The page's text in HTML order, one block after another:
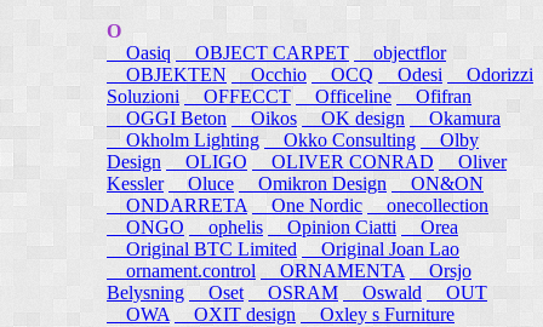
O
Oasiq
OBJECT CARPET
objectflor
OBJEKTEN
Occhio OCQ Odesi
Odorizzi
Soluzioni
OFFECCT Officeline
Ofifran
OGGI Beton
Oikos OK design
Okamura
Okholm Lighting
Okko Consulting
Olby
Design
OLIGO OLIVER CONRAD
Oliver
Kessler
Oluce Omikron Design
ON&ON
ONDARRETA
One Nordic
onecollection
ONGO
ophelis Opinion Ciatti
Orea
Original BTC Limited
Original Joan Lao
ornament.control
ORNAMENTA
Orsjo
Belysning
Oset OSRAM Oswald
OUT
OWA
OXIT design Oxley s Furniture